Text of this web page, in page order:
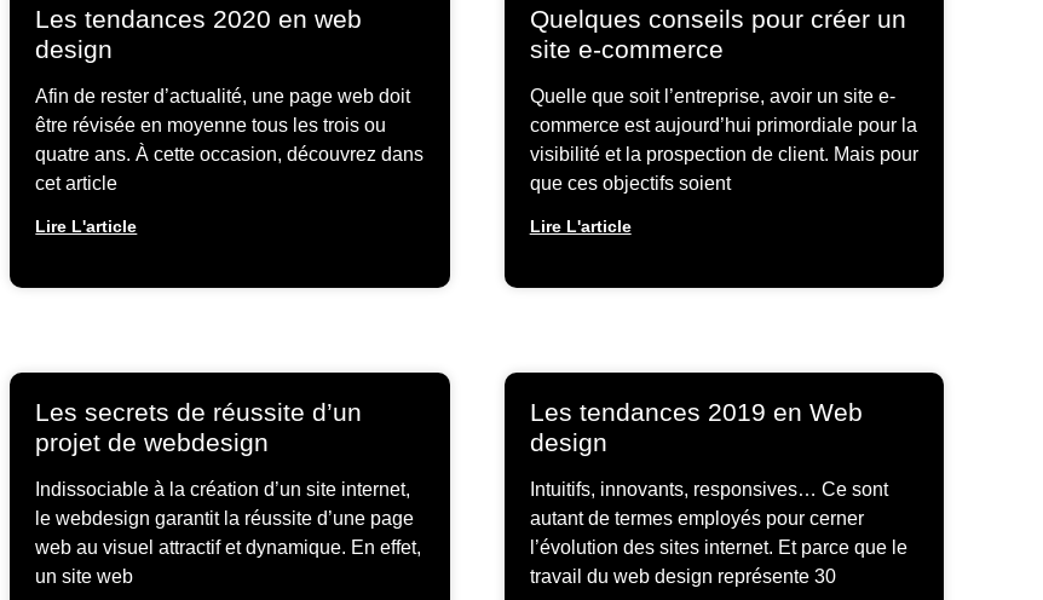
Les tendances 2020 en web
design
Afin de rester d’actualité, une page web doit
être révisée en moyenne tous les trois ou
quatre ans. À cette occasion, découvrez dans
cet article
Lire L'article
Quelques conseils pour créer un
site e-commerce
Quelle que soit l’entreprise, avoir un site e-
commerce est aujourd’hui primordiale pour la
visibilité et la prospection de client. Mais pour
que ces objectifs soient
Lire L'article
Les secrets de réussite d’un
projet de webdesign
Indissociable à la création d’un site internet,
le webdesign garantit la réussite d’une page
web au visuel attractif et dynamique. En effet,
un site web
Les tendances 2019 en Web
design
Intuitifs, innovants, responsives… Ce sont
autant de termes employés pour cerner
l’évolution des sites internet. Et parce que le
travail du web design représente 30